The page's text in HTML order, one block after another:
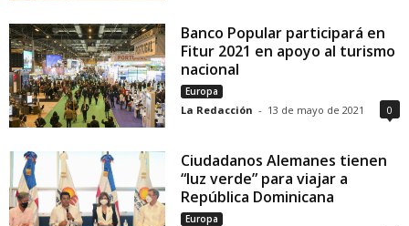
Banco Popular participará en
Fitur 2021 en apoyo al turismo
nacional
Europa
La Redacción - 13 de mayo de 2021 0
Ciudadanos Alemanes tienen
“luz verde” para viajar a
República Dominicana
Europa